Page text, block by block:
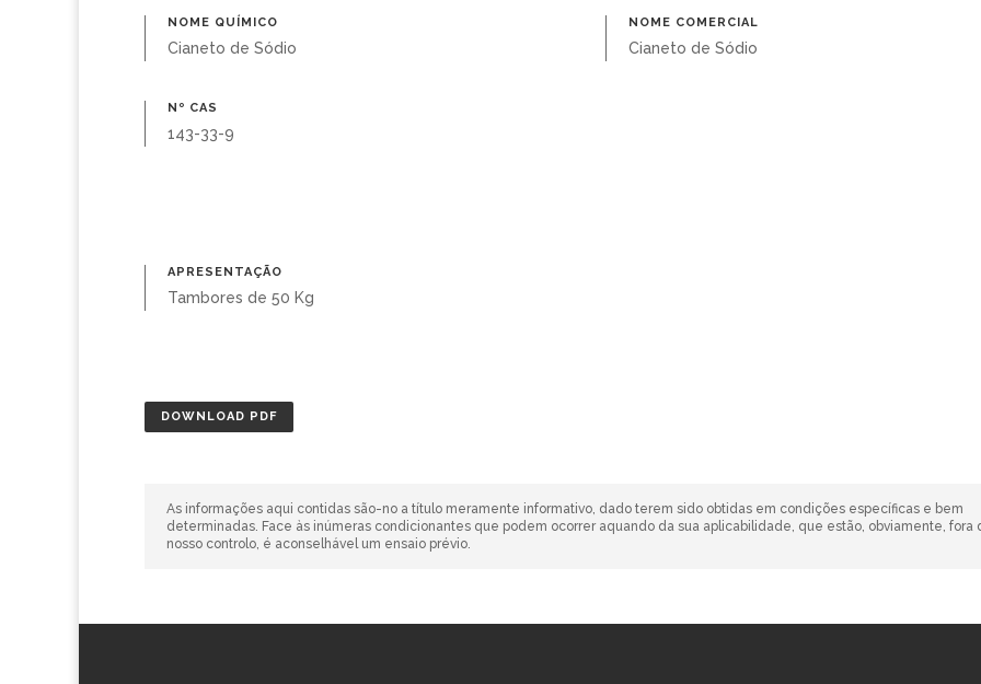
NOME QUÍMICO
Cianeto de Sódio
NOME COMERCIAL
Cianeto de Sódio
Nº CAS
143-33-9
APRESENTAÇÃO
Tambores de 50 Kg
DOWNLOAD PDF
As informações aqui contidas são-no a título meramente informativo, dado terem sido obtidas em condições específicas e bem
determinadas. Face às inúmeras condicionantes que podem ocorrer aquando da sua aplicabilidade, que estão, obviamente, fora
nosso controlo, é aconselhável um ensaio prévio.